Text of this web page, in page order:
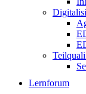
Lernforum